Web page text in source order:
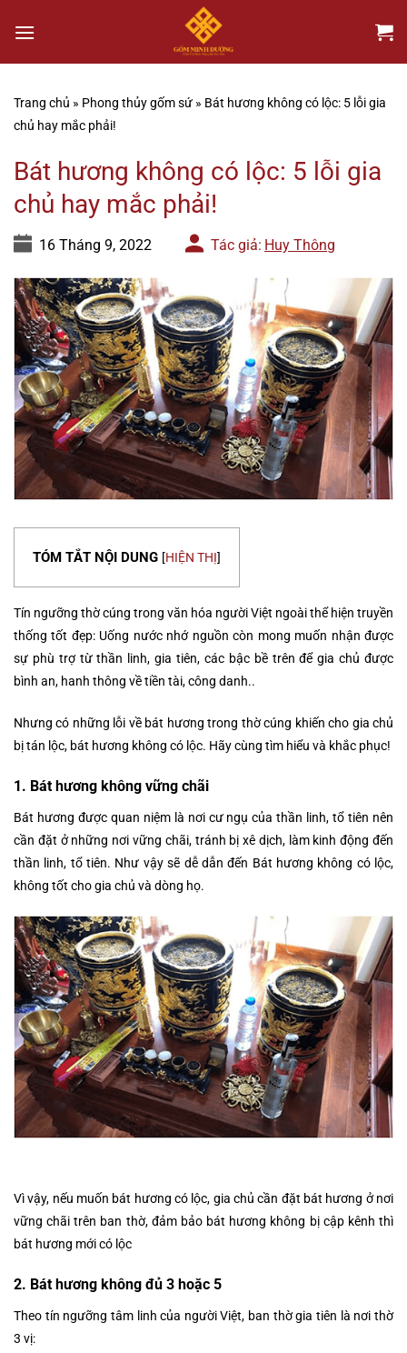
đến
Trang chủ » Phong thủy gốm sứ » Bát hương không có lộc: 5 lỗi gia
chủ hay mắc phải!
Bát hương không có lộc: 5 lỗi gia
chủ hay mắc phải!
16 Tháng 9, 2022 Tác giả: Huy Thông
TÓM TẮT NỘI DUNG [HIỆN THỊ]
Tín ngưỡng thờ cúng trong văn hóa người Việt ngoài thể hiện truyền
thống tốt đẹp: Uống nước nhớ nguồn còn mong muốn nhận được
sự phù trợ từ thần linh, gia tiên, các bậc bề trên để gia chủ được
bình an, hanh thông về tiền tài, công danh..
Nhưng có những lỗi về bát hương trong thờ cúng khiến cho gia chủ
bị tán lộc, bát hương không có lộc. Hãy cùng tìm hiểu và khắc phục!
1. Bát hương không vững chãi
Bát hương được quan niệm là nơi cư ngụ của thần linh, tổ tiên nên
cần đặt ở những nơi vững chãi, tránh bị xê dịch, làm kinh động đến
thần linh, tổ tiên. Như vậy sẽ dễ dẫn đến Bát hương không có lộc,
không tốt cho gia chủ và dòng họ.
Vì vậy, nếu muốn bát hương có lộc, gia chủ cần đặt bát hương ở nơi
vững chãi trên ban thờ, đảm bảo bát hương không bị cập kênh thì
bát hương mới có lộc
2. Bát hương không đủ 3 hoặc 5
Theo tín ngưỡng tâm linh của người Việt, ban thờ gia tiên là nơi thờ
3 vị: